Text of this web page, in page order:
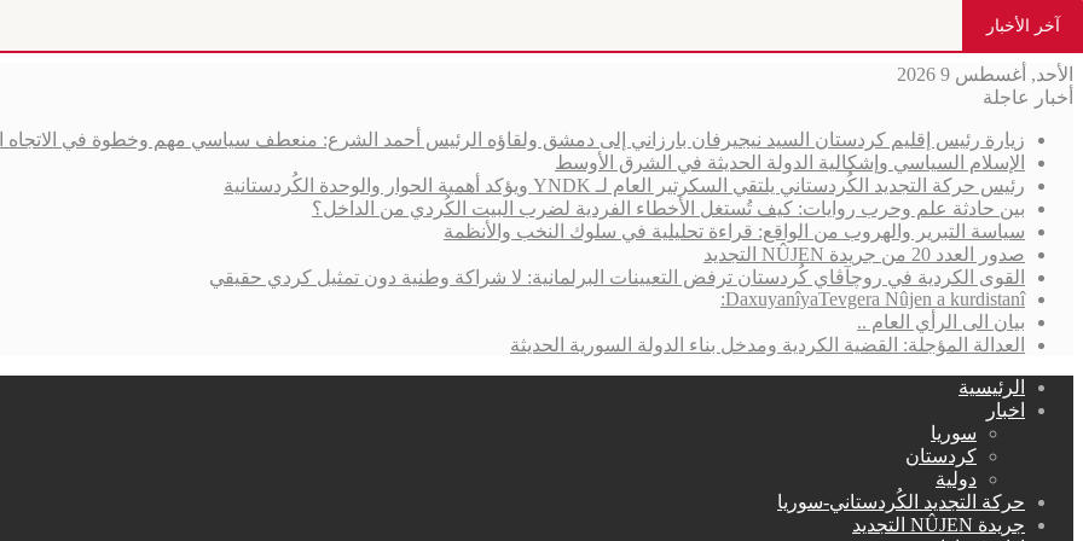
آخر الأخبار
الأحد, أغسطس 9 2026
أخبار عاجلة
زيارة رئيس إقليم كردستان السيد نيجيرفان بارزاني إلى دمشق ولقاؤه الرئيس أحمد الشرع: منعطف سياسي مهم وخطوة في الاتجاه
الإسلام السياسي وإشكالية الدولة الحديثة في الشرق الأوسط
رئيس حركة التجديد الكُردستاني يلتقي السكرتير العام لـ YNDK ويؤكد أهمية الحوار والوحدة الكُردستانية
بين حادثة علم وحرب روايات: كيف تُستغل الأخطاء الفردية لضرب البيت الكُردي من الداخل؟
سياسة التبرير والهروب من الواقع: قراءة تحليلية في سلوك النخب والأنظمة
صدور العدد 20 من جريدة NÛJEN التجديد
القوى الكردية في روچآڤاي كُردستان ترفض التعيينات البرلمانية: لا شراكة وطنية دون تمثيل كردي حقيقي
DaxuyanîyaTevgera Nûjen a kurdistanî:
بيان الى الرأي العام ..
العدالة المؤجلة: القضية الكردية ومدخل بناء الدولة السورية الحديثة
الرئيسية
اخبار
سوريا
كردستان
دولية
حركة التجديد الكُردستاني-سوريا
جريدة NÛJEN التجديد